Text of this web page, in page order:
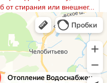
стирания или внешнег...